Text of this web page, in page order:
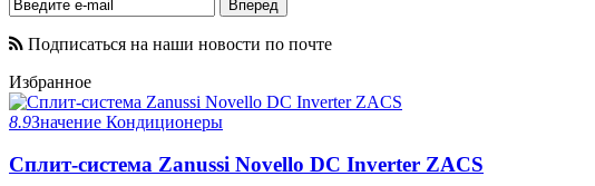
Подписаться на наши новости по почте
Избранное
8.9Значение Кондиционеры
Сплит-система Zanussi Novello DC Inverter ZACS